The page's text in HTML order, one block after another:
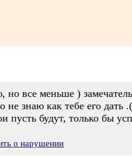
все меньше )
не знаю как тебе его дать .(
будут, только бы
о нарушении